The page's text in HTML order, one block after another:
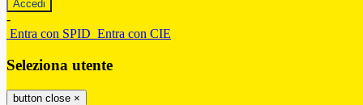
-
Entra con SPID Entra con CIE
Seleziona utente
button close ×